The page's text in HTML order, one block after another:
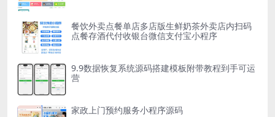
餐饮外卖点餐单店多店版生鲜奶茶外卖店内扫码
点餐存酒代付收银台微信支付宝小程序
9.9数据恢复系统源码搭建模板附带教程到手可运
营
家政上门预约服务小程序源码